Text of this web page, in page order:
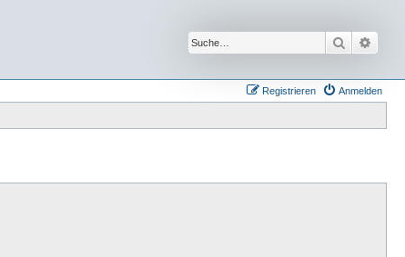
Suche
Anmelden
Registrieren